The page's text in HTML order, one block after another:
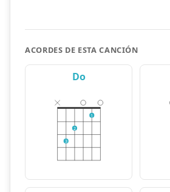
ACORDES DE ESTA CANCIÓN
Do
3
2
1